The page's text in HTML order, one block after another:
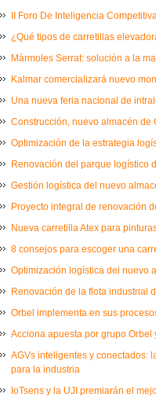
II Foro De Inteligencia
¿Qué tipos de carretillas
Mármoles Serrat: solución a la
Kalmar comercializará nuevo
Una nueva feria nacional de
Construcción, nuevo almacén de
Optimización de la estrategia
Renovación del parque logístico
Gestión logística del nuevo
Proyecto integral de renovación
Nueva carretilla Atex para
8 consejos para escoger una
Optimización logística del nuevo
Renovación de la flota industrial
Orbel implementa en sus
Acciona apuesta por grupo Orbel
AGVs inteligentes y conectados:
para la industria
IoTsens y la UJI premiarán el